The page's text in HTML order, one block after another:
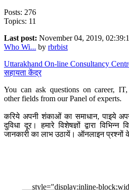
Posts: 276
Topics: 11
Last post: November 04, 2019,
Who Wi... by rbrbist
Uttarakhand On-line Consultancy
सहायता केंद्र
You can ask questions on career,
other fields from our Panel of experts.
करिये अपनी शंकाओं का समाधान, पाइये
दुविधा दूर। हमारे विशेषज्ञों द्वारा
जानकारी का लाभ उठायें। ऑनलाइन प्रश्नों
style="display:inline-